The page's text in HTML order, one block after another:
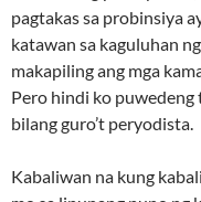
pagtakas sa probinsiya
katawan sa kaguluhan
makapiling ang mga
Pero hindi ko
bilang guro’t peryodista.
Kabaliwan na kung